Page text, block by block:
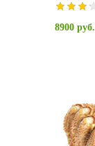
8900 руб.